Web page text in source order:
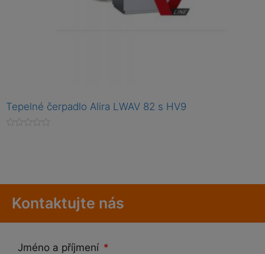
Tepelné čerpadlo Alira LWAV 82 s HV9
e
Kontaktujte nás
Jméno a příjmení